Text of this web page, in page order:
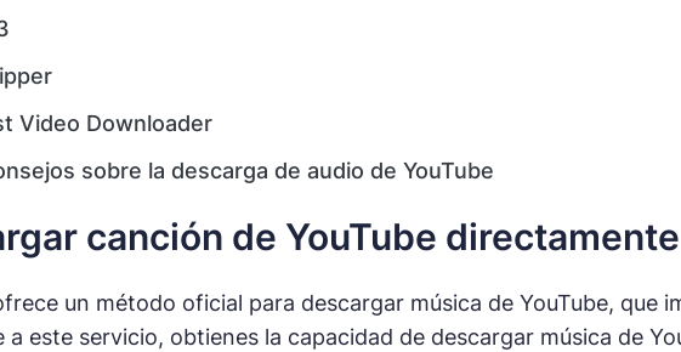
Video Downloader
sobre la descarga de audio de YouTube
canción de YouTube
un método oficial para descargar música de YouTube, que
a este servicio, obtienes la capacidad de descargar música de